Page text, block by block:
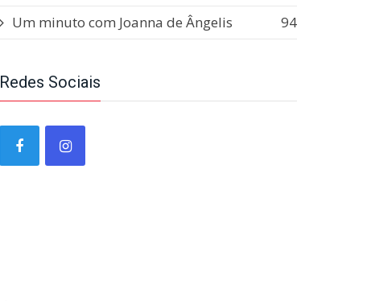
Um minuto com Joanna de Ângelis
94
Redes Sociais